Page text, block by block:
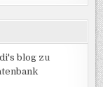
blog zu